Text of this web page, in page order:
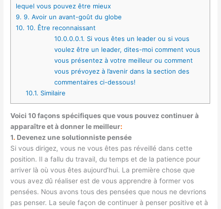
lequel vous pouvez être mieux
9. 9. Avoir un avant-goût du globe
10. 10. Être reconnaissant
10.0.0.0.1. Si vous êtes un leader ou si vous
voulez être un leader, dites-moi comment vous
vous présentez à votre meilleur ou comment
vous prévoyez à l’avenir dans la section des
commentaires ci-dessous!
10.1. Similaire
Voici 10 façons spécifiques que vous pouvez continuer à
apparaître et à donner le meilleur:
1. Devenez une solutionniste pensée
Si vous dirigez, vous ne vous êtes pas réveillé dans cette
position. Il a fallu du travail, du temps et de la patience pour
arriver là où vous êtes aujourd’hui. La première chose que
vous avez dû réaliser est de vous apprendre à former vos
pensées. Nous avons tous des pensées que nous ne devrions
pas penser. La seule façon de continuer à penser positive et à